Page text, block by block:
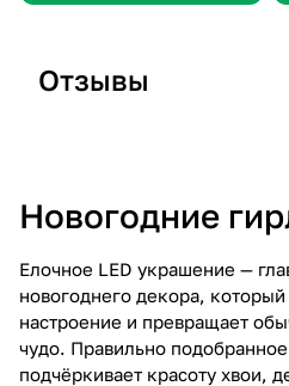
Отзывы
Новогодние
Елочное LED украшение —
новогоднего декора,
настроение и превращает
чудо. Правильно
подчёркивает красоту хвои,